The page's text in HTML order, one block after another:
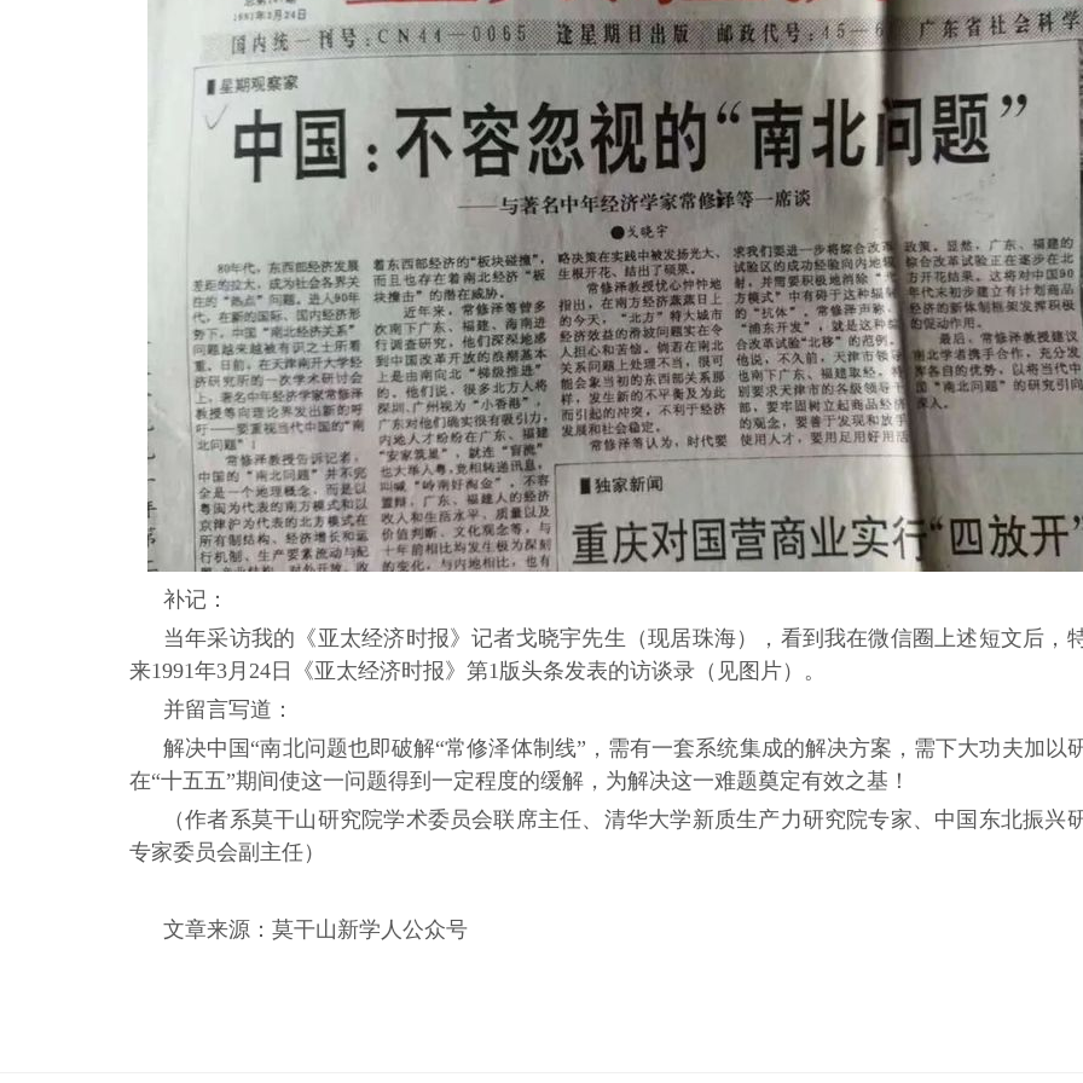
补记：
当年采访我的《亚太经济时报》记者戈晓宇先生（现居珠海），看到我在微信圈上述短文后，
来1991年3月 24 日《亚太经济时报》第1版头条发表的访谈录（见图片）。
并留言写道：
解决中国 “南北问题也即破解“常修泽体制线” ，需有一套系统集成的解决方案，需下大功夫加以
在“十五五”期间使这一问题得到一定程度的缓解，为解决这一难题奠定有效之基！
（作者系莫干山研究院学术委员会联席主任、清华大学新质生产力研究院专家、 中国东北振兴
专家委员会副主任）
文章来源：莫干山新学人公众号